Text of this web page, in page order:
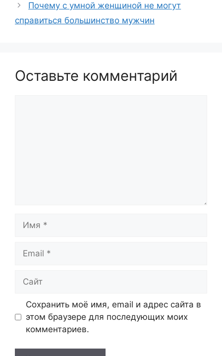
Почему с умной женщиной не могут
справиться большинство мужчин
Оставьте комментарий
Имя
Email
Сайт
Сохранить моё имя, email и адрес сайта в
этом браузере для последующих моих
комментариев.